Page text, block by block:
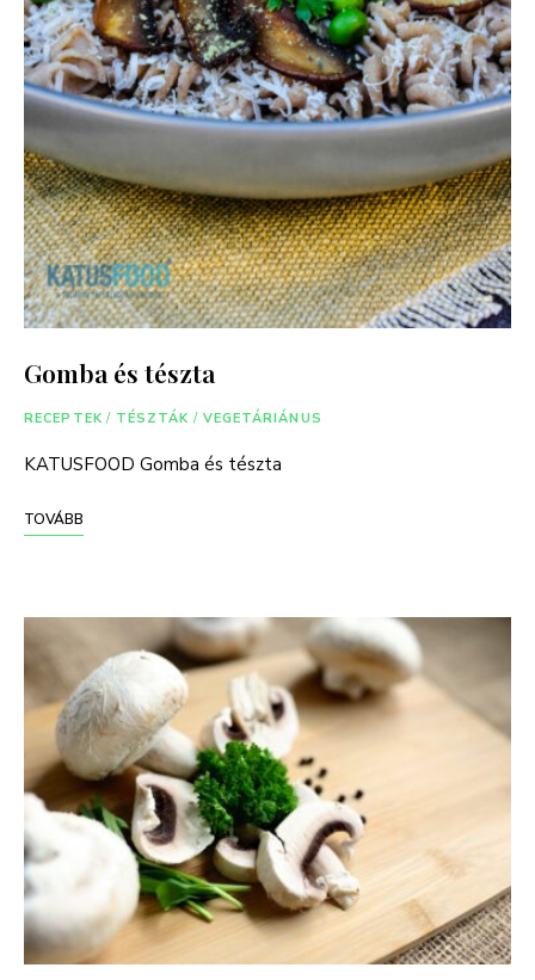
Gomba és tészta
RECEPTEK / TÉSZTÁK / VEGETÁRIÁNUS
KATUSFOOD Gomba és tészta
TOVÁBB